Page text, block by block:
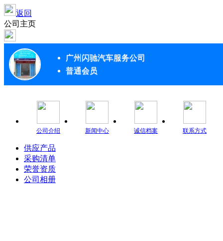
返回
公司主页
广州闪驰汽车服务公司
普通会员
公司介绍 新闻中心 诚信档案 联系方式
供应产品
采购清单
荣誉资质
公司相册